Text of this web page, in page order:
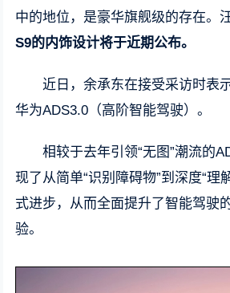
中的地位，是豪华旗舰级的存在。
S9的内饰设计将于近期公布。
近日，余承东在接受采访时表
华为ADS3.0（高阶智能驾驶）。
相较于去年引领“无图”潮流的
现了从简单“识别障碍物”到深度“理
式进步，从而全面提升了智能驾驶
验。